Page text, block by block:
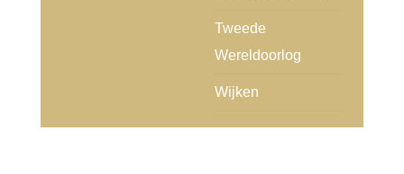
Tweede
Wereldoorlog
Wijken